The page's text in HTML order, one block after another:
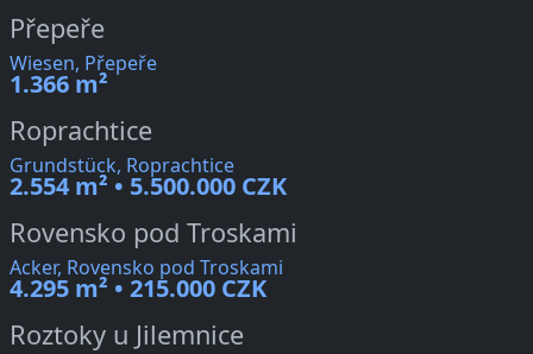
Přepeře
Wiesen, Přepeře
1.366 m²
Roprachtice
Grundstück, Roprachtice
2.554 m² • 5.500.000 CZK
Rovensko pod Troskami
Acker, Rovensko pod Troskami
4.295 m² • 215.000 CZK
Roztoky u Jilemnice